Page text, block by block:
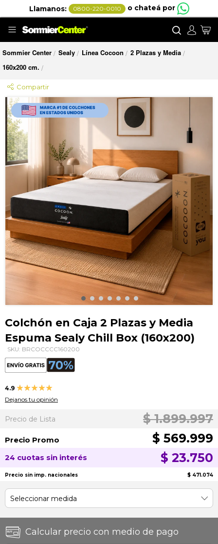
Llamanos: 0800-220-0010 o chateá por
Buscar
Sommier Center / Sealy / Línea Cocoon / 2 Plazas y Media /
160x200 cm. /
Compartir
Saltar
al
final
de
la
galería
de
imágenes
al
comienzo
de
la
galería
de
Colchón en Caja 2 Plazas y Media
Espuma Sealy Chill Box (160x200)
SKU: BRCOCCCC160200
4.9 Valoración:
98
% of100
Dejanos tu opinión
Precio de Lista $ 1.899.997
Precio Promo $ 569.999
24 cuotas sin interés $ 23.750
Precio sin imp. nacionales $ 471.074
Calcular precio con medio de pago